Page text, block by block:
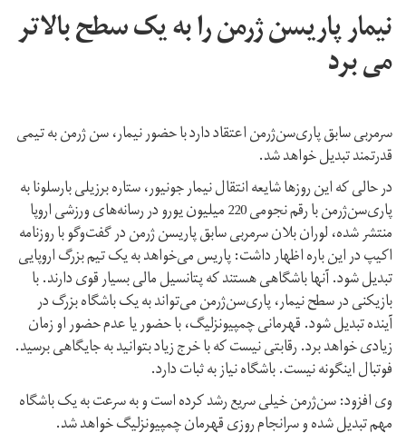
نیمار پاریسن ژرمن را به یک سطح بالاتر
می برد
سرمربی سابق پاری‌سن‌ژرمن اعتقاد دارد با حضور نیمار، سن ژرمن به تیمی
قدرتمند تبدیل خواهد شد.
در حالی که این روزها شایعه انتقال نیمار جونیور، ستاره برزیلی بارسلونا به
پاری‌سن‌ژرمن با رقم نجومی 220 میلیون یورو در رسانه‌های ورزشی اروپا
منتشر شده، لوران بلان سرمربی سابق پاریسن ژرمن در گفت‌وگو با روزنامه
اکیپ در این باره اظهار داشت: پاریس می‌خواهد به یک تیم بزرگ اروپایی
تبدیل شود. آنها باشگاهی هستند که پتانسیل مالی بسیار قوی دارند. با
بازیکنی در سطح نیمار، پاری‌سن‌ژرمن می‌تواند به یک باشگاه بزرگ در
آینده تبدیل شود. قهرمانی چمپیونزلیگ، با حضور یا عدم حضور او زمان
زیادی خواهد برد. رقابتی نیست که با خرج زیاد بتوانید به جایگاهی برسید.
فوتبال اینگونه نیست. باشگاه نیاز به ثبات دارد.
وی افزود: سن‌ژرمن خیلی سریع رشد کرده است و به سرعت به یک باشگاه
مهم تبدیل شده و سرانجام روزی قهرمان چمپیونزلیگ خواهد شد.